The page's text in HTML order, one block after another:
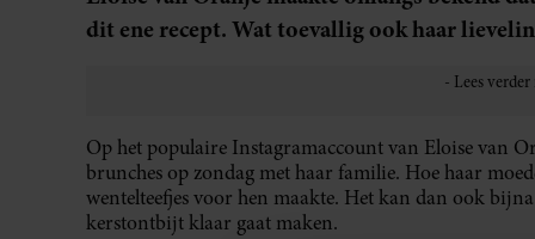
dit ene recept. Wat toevallig ook haar
Op het populaire Instagramaccount van Eloise van
brunches op zondag met haar familie. Hoe haar
wentelteefjes voor hen maakte. Het kan dan ook
kerstontbijt klaar gaat maken.